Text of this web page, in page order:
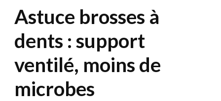
Astuce brosses à
dents : support
ventilé, moins de
microbes